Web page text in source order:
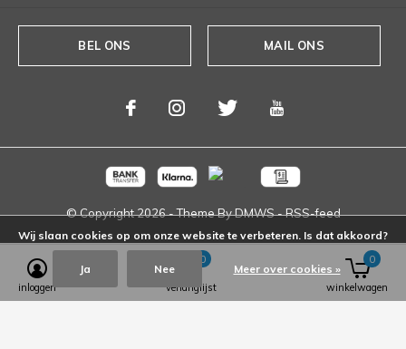
BEL ONS MAIL ONS
© Copyright2026- Theme ByDMWS-RSS-feed
inloggen verlanglijst
0
winkelwagen
0
Wij slaan cookies op om onze website te verbeteren. Is dat akkoord?
Ja Nee Meer over cookies »